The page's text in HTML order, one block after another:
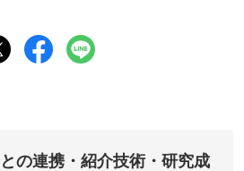
の連携・紹介技術・研究成